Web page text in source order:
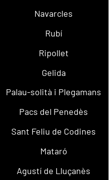
Navarcles
Rubí
Ripollet
Gelida
Palau-solità i Plegamans
Pacs del Penedès
Sant Feliu de Codines
Mataró
Agustí de Lluçanès